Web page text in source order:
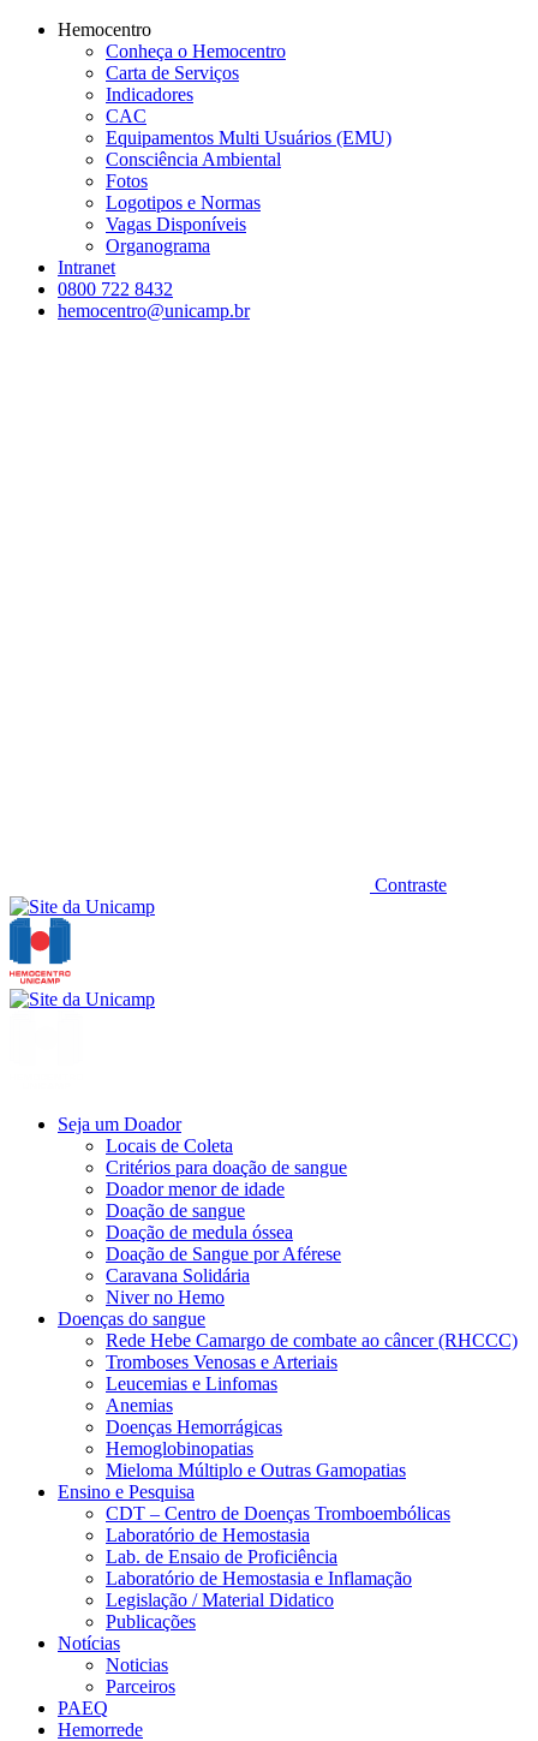
Conteúdo principal
Hemocentro
Conheça o Hemocentro
Carta de Serviços
Indicadores
CAC
Equipamentos Multi Usuários (EMU)
Consciência Ambiental
Fotos
Logotipos e Normas
Vagas Disponíveis
Organograma
Intranet
0800 722 8432
hemocentro@unicamp.br
Contraste
Seja um Doador
Locais de Coleta
Critérios para doação de sangue
Doador menor de idade
Doação de sangue
Doação de medula óssea
Doação de Sangue por Aférese
Caravana Solidária
Niver no Hemo
Doenças do sangue
Rede Hebe Camargo de combate ao câncer (RHCCC)
Tromboses Venosas e Arteriais
Leucemias e Linfomas
Anemias
Doenças Hemorrágicas
Hemoglobinopatias
Mieloma Múltiplo e Outras Gamopatias
Ensino e Pesquisa
CDT – Centro de Doenças Tromboembólicas
Laboratório de Hemostasia
Lab. de Ensaio de Proficiência
Laboratório de Hemostasia e Inflamação
Legislação / Material Didatico
Publicações
Notícias
Noticias
Parceiros
PAEQ
Hemorrede